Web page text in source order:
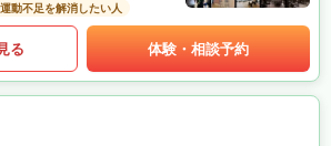
運動不足を解消したい人
る 体験・相談予約